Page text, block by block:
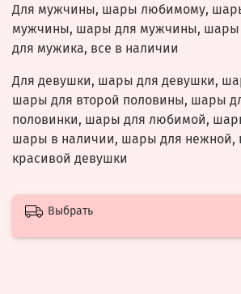
Для мужчины, шары любимому,
мужчины, шары для мужчины, шары
для мужика, все в наличии
Для девушки, шары для девушки,
шары для второй половины, шары
половинки, шары для любимой,
шары в наличии, шары для нежной,
красивой девушки
Выбрать